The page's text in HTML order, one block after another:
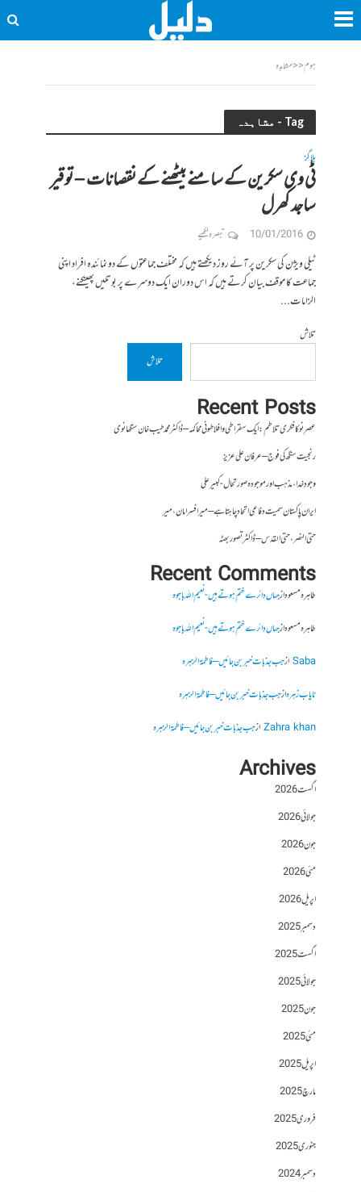
ہوم<<مشاہدہ
Tag - مشاہدہ
بلاگز
ٹی وی سکرین کے سامنے بیٹھنے کے نقصانات – توقیر
ساجد کھرل
10/01/2016 تبصرہ لکھیے
ٹیلی ویژن کی سکرین پر آئے روز دیکھتے ہیں کہ مختلف جماعتوں کے دو نمائندہ افراد اپنی
جماعت کا موقف بیان کرتے ہیں کہ اس دوران ایک دوسرے پر بوتلیں پھینکنے،
الزامات...
تلاش
تلاش
Recent Posts
عصرِ نو کا فکری تلاطم: ایک سقراطی و افلاطونی محاکمہ – ڈاکٹر محمد طیب خان سنگھانوی
رنجیت سنگھ کی فوج – عرفان علی عزیز
وجودِ خدا، مذہب اور موجودہ صورتحال- کبیر علی
ایران پاکستان سمیت دفاعی اتحاد چاہتا ہے – میر افسر امان،میر
حتی النصر ، حتی القدس – ڈاکٹر تصور بھٹہ
Recent Comments
طاہرہ مسعودازجہاں دائرے ختم ہوتے ہیں- نعیم اللہ باجوہ
طاہرہ مسعودازجہاں دائرے ختم ہوتے ہیں- نعیم اللہ باجوہ
Sabaازجب جذبات خبر بن جائیں – فاطمۃالزہرہ
نایاب زہرہازجب جذبات خبر بن جائیں – فاطمۃالزہرہ
Zahra khanازجب جذبات خبر بن جائیں – فاطمۃالزہرہ
Archives
اگست 2026
جولائی 2026
جون 2026
مئی 2026
اپریل 2026
دسمبر 2025
اگست 2025
جولائی 2025
جون 2025
مئی 2025
اپریل 2025
مارچ 2025
فروری 2025
جنوری 2025
دسمبر 2024